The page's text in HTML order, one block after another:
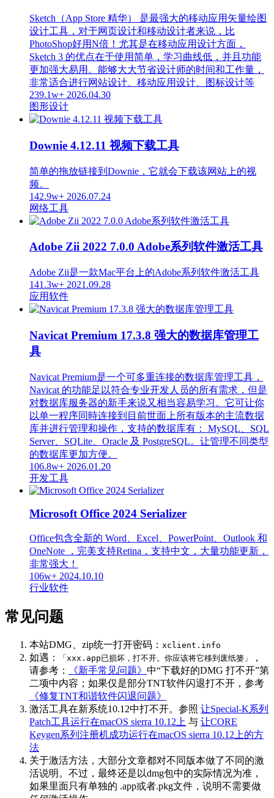
Sketch（App Store 精华） 是最强大的移动应用矢量绘图
设计工具，对于网页设计和移动设计者来说，比
PhotoShop好用N倍！尤其是在移动应用设计方面，
Sketch 3 的优点在于使用简单，学习曲线低，并且功能
更加强大易用。能够大大节省设计师的时间和工作量，
非常适合进行网站设计、移动应用设计、图标设计等
239.1w+ 2026.04.30
图形设计
Downie 4.12.11 视频下载工具
简单的拖放链接到Downie，它就会下载该网站上的视
频。
142.9w+ 2026.07.24
网络工具
Adobe Zii 2022 7.0.0 Adobe系列软件激活工具
Adobe Zii是一款Mac平台上的Adobe系列软件激活工具
141.3w+ 2021.09.28
应用软件
Navicat Premium 17.3.8 强大的数据库管理工
具
Navicat Premium是一个可多重连接的数据库管理工具，
Navicat 的功能足以符合专业开发人员的所有需求，但是
对数据库服务器的新手来说又相当容易学习。它可让你
以单一程序同時连接到目前世面上所有版本的主流数据
库并进行管理和操作，支持的数据库有： MySQL、SQL
Server、SQLite、Oracle 及 PostgreSQL。让管理不同类型
的数据库更加方便。
106.8w+ 2026.01.20
开发工具
Microsoft Office 2024 Serializer
Office包含全新的 Word、Excel、PowerPoint、Outlook 和
OneNote ，完美支持Retina，支持中文，大量功能更新，
非常强大！
106w+ 2024.10.10
行业软件
常见问题
本站DMG、zip统一打开密码： xclient.info
如遇： 「xxx.app已损坏，打不开。你应该将它移到废纸篓」
，
请参考：
《新手常见问题》 中“下载好的DMG 打不开”第
二项中内容；如果仅是部分TNT软件闪退打不开，参考
《修复TNT和谐软件闪退问题》
激活工具在新系统10.12中打不开。参照 让Special-K系列
Patch工具运行在macOS sierra 10.12上 与 让CORE
Keygen系列注册机成功运行在macOS sierra 10.12上的方
法
关于激活方法，大部分文章都对不同版本做了不同的激
活说明。不过，最终还是以dmg包中的实际情况为准，
如果里面只有单独的 .app或者.pkg文件，说明不需要做